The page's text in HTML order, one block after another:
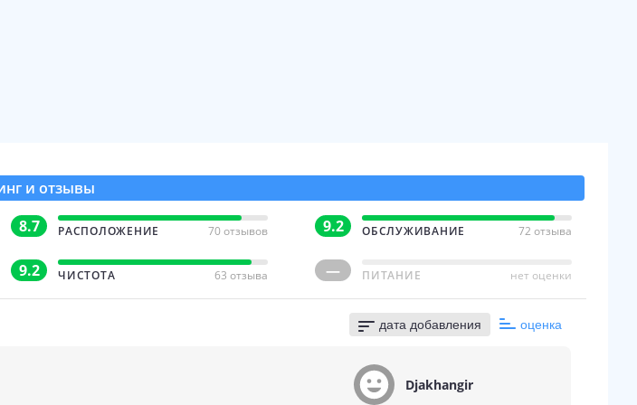
и отзывы
8.7 РАСПОЛОЖЕНИЕ 70 отзывов 9.2 ОБСЛУЖИВАНИЕ 72 отзыва
9.2 ЧИСТОТА 63 отзыва — ПИТАНИЕ нет оценки
дата добавления оценка
Djakhangir